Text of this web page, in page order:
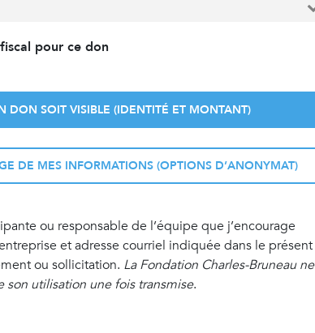
pour ce don
DON SOIT VISIBLE (IDENTITÉ ET MONTANT)
DE MES INFORMATIONS (OPTIONS D’ANONYMAT)
ou responsable de l’équipe que j’encourage
et adresse courriel indiquée dans le présent
ou sollicitation. La Fondation Charles-Bruneau ne
son utilisation une fois transmise.